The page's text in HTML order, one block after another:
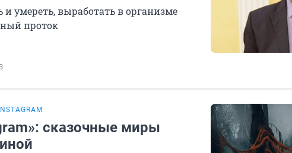
и умереть, выработать в организме
проток
сказочные миры